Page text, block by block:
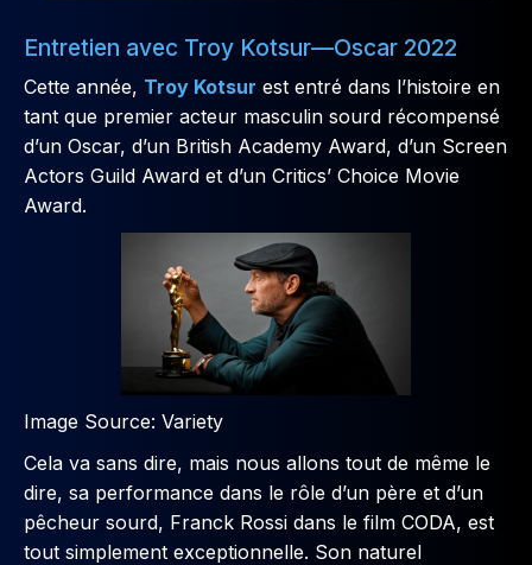
Entretien avec Troy Kotsur—Oscar 2022
Cette année, Troy Kotsur est entré dans l’histoire en
tant que premier acteur masculin sourd récompensé
d’un Oscar, d’un British Academy Award, d’un Screen
Actors Guild Award et d’un Critics’ Choice Movie
Award.
Image Source: Variety
Cela va sans dire, mais nous allons tout de même le
dire, sa performance dans le rôle d’un père et d’un
pêcheur sourd, Franck Rossi dans le film CODA, est
tout simplement exceptionnelle. Son naturel